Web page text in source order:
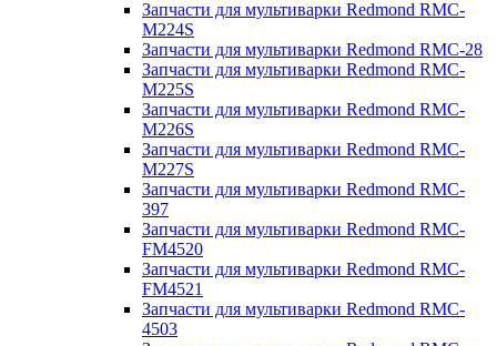
Запчасти для мультиварки Redmond RMC-
M224S
Запчасти для мультиварки Redmond RMC-28
Запчасти для мультиварки Redmond RMC-
M225S
Запчасти для мультиварки Redmond RMC-
M226S
Запчасти для мультиварки Redmond RMC-
M227S
Запчасти для мультиварки Redmond RMC-
397
Запчасти для мультиварки Redmond RMC-
FM4520
Запчасти для мультиварки Redmond RMC-
FM4521
Запчасти для мультиварки Redmond RMC-
4503